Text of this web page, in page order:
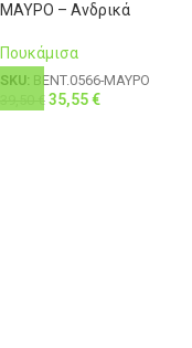
ΜΑΥΡΟ – Ανδρικά
Πουκάμισα
SKU: BENT.0566-ΜΑΥΡΟ
€ 35,55€